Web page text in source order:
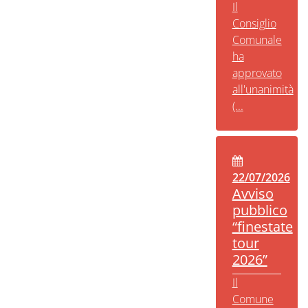
Il
Consiglio
Comunale
ha
approvato
all'unanimità
(...
22/07/2026
Avviso
pubblico
“finestate
tour
2026”
Il
Comune